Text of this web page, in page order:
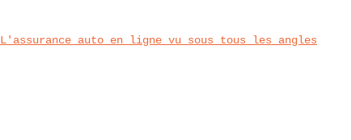
L'assurance auto en ligne vu sous tous les angles